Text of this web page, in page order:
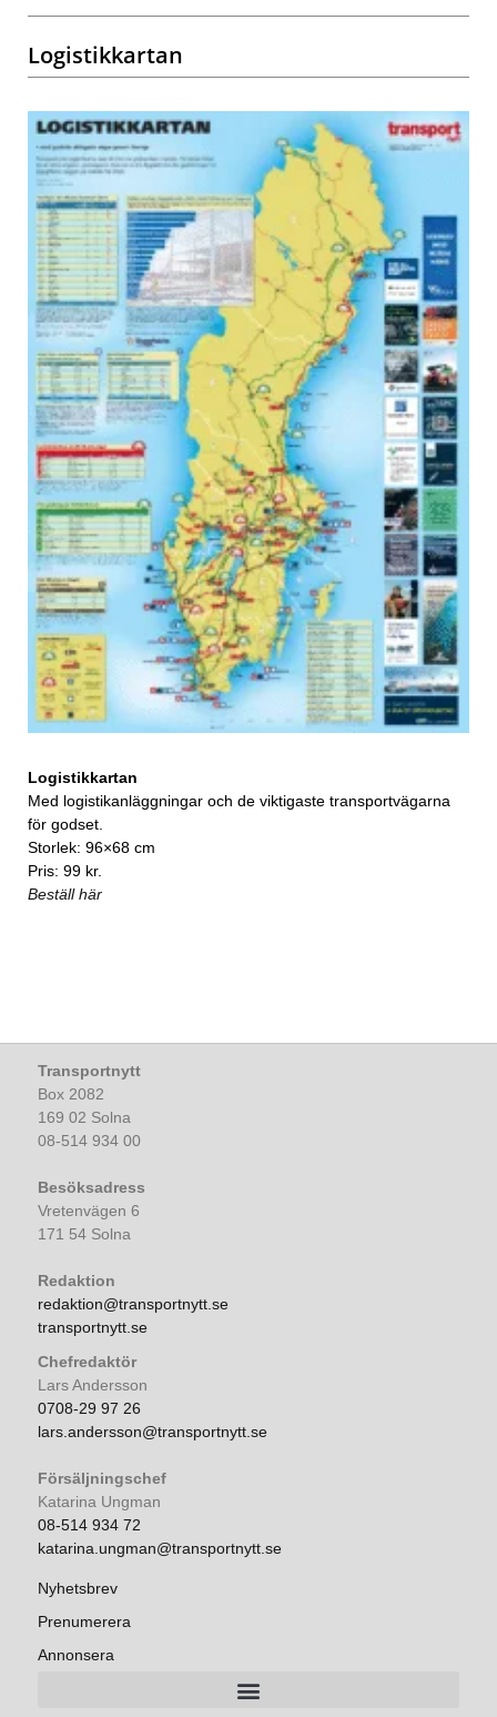
Logistikkartan
Logistikkartan
Med logistikanläggningar och de viktigaste transportvägarna
för godset.
Storlek: 96×68 cm
Pris: 99 kr.
Beställ här
Transportnytt
Box 2082
169 02 Solna
08-514 934 00
Besöksadress
Vretenvägen 6
171 54 Solna
Redaktion
redaktion@transportnytt.se
transportnytt.se
Chefredaktör
Lars Andersson
0708-29 97 26
lars.andersson@transportnytt.se
Försäljningschef
Katarina Ungman
08-514 934 72
katarina.ungman@transportnytt.se
Nyhetsbrev
Prenumerera
Annonsera